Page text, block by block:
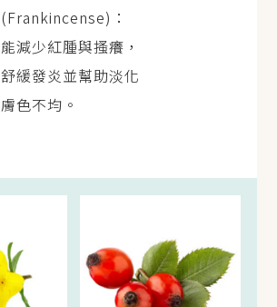
(Frankincense)：
能減少紅腫與搔癢，
舒緩發炎並幫助淡化
膚色不均。